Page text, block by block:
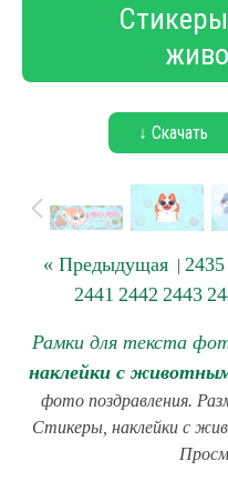
↓ Скачать
« Предыдущая | 2435
2441 2442 2443
Рамки для текста
наклейки с
фото поздравления.
Стикеры, наклейки с